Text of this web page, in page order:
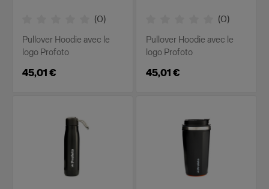
(0)
Pullover Hoodie avec le
logo Profoto
45,01 €
(0)
Pullover Hoodie avec le
logo Profoto
45,01 €